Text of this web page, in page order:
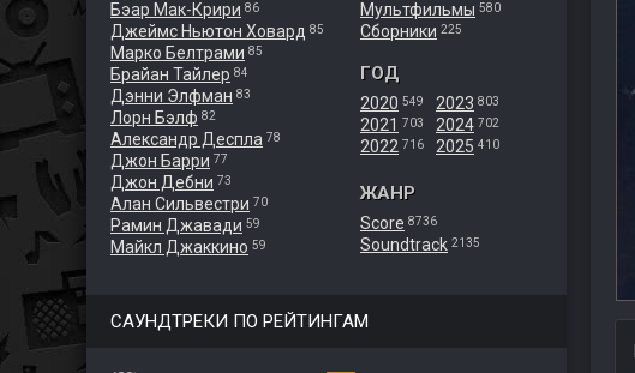
Бэар Мак-Крири 86
Джеймс Ньютон Ховард 85
Марко Белтрами 85
Брайан Тайлер 84
Дэнни Элфман 83
Лорн Бэлф 82
Александр Деспла 78
Джон Барри 77
Джон Дебни 73
Алан Сильвестри 70
Рамин Джавади 59
Майкл Джаккино 59
Мультфильмы 580
Сборники 225
ГОД
2020 549
2021 703
2022 716
2023 803
2024 702
2025 410
ЖАНР
Score 8736
Soundtrack 2135
САУНДТРЕКИ ПО РЕЙТИНГАМ